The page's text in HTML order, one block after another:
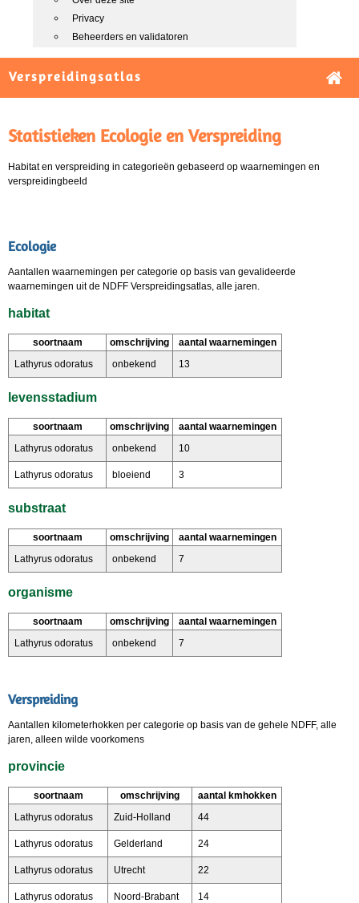
Privacy
Beheerders en validatoren
Verspreidingsatlas
Statistieken Ecologie en Verspreiding
Habitat en verspreiding in categorieën gebaseerd op waarnemingen en
verspreidingbeeld
Ecologie
Aantallen waarnemingen per categorie op basis van gevalideerde
waarnemingen uit de NDFF Verspreidingsatlas, alle jaren.
habitat
soortnaam omschrijving
aantal waarnemingen
Lathyrus odoratus
onbekend 13
levensstadium
soortnaam omschrijving
aantal waarnemingen
Lathyrus odoratus
onbekend 10
Lathyrus odoratus bloeiend 3
substraat
soortnaam omschrijving
aantal waarnemingen
Lathyrus odoratus
onbekend 7
organisme
soortnaam omschrijving
aantal waarnemingen
Lathyrus odoratus
onbekend 7
Verspreiding
Aantallen kilometerhokken per categorie op basis van de gehele NDFF, alle
jaren, alleen wilde voorkomens
provincie
soortnaam omschrijving
aantal kmhokken
Lathyrus odoratus
Zuid-Holland 44
Lathyrus odoratus Gelderland 24
Lathyrus odoratus Utrecht 22
Lathyrus odoratus Noord-Brabant 14